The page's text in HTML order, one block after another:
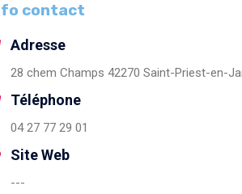
contact
Adresse
28 chem Champs 42270 Saint-Priest-en-
Téléphone
04 27 77 29 01
Site Web
---